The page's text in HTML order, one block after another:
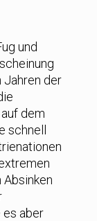
und
Jahren der
dem
schnell
es aber